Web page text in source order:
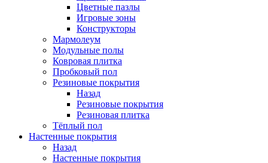
Цветные пазлы
Игровые зоны
Конструкторы
Мармолеум
Модульные полы
Ковровая плитка
Пробковый пол
Резиновые покрытия
Назад
Резиновые покрытия
Резиновая плитка
Тёплый пол
Настенные покрытия
Назад
Настенные покрытия